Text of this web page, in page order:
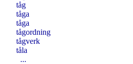
tåg
tåga
tåga
tågordning
tågverk
tåla
...